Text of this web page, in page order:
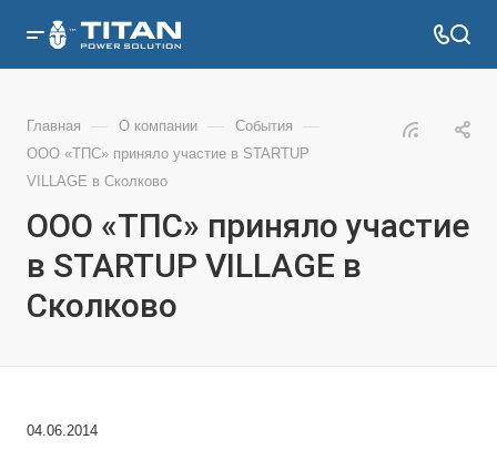
Главная — О компании — События —
ООО «ТПС» приняло участие в STARTUP
VILLAGE в Сколково
ООО «ТПС» приняло участие
в STARTUP VILLAGE в
Сколково
04.06.2014